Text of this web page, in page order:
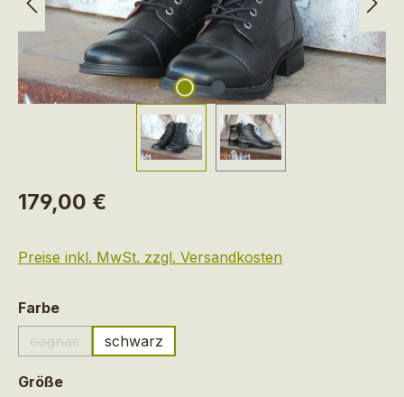
Regulärer Preis:
179,00 €
Preise inkl. MwSt. zzgl. Versandkosten
Farbeauswählen
cognac
(Diese Option ist zurzeit nicht verfügbar.)
schwarz
Größeauswählen